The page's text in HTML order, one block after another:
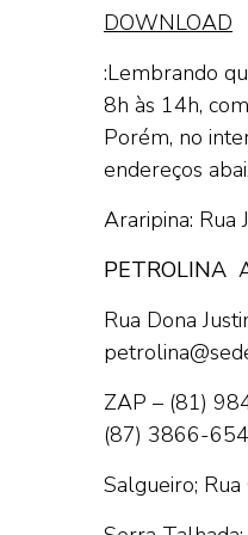
DOWNLOAD
:Lembrando
8h às 14h,
Porém, no
endereços
Araripina: Rua
PETROLINA
Rua Dona
ZAP – (81)
(87) 3866-
Salgueiro;